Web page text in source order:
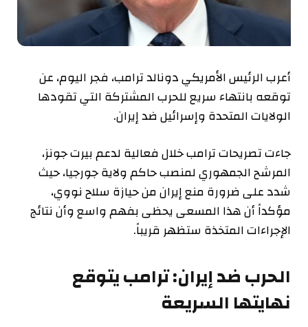
أعرب الرئيس الأمريكي دونالد ترامب، فجر اليوم، عن
توقعه بانتهاء سريع للحرب المشتركة التي تقودها
الولايات المتحدة وإسرائيل ضد إيران.
جاءت تصريحات ترامب خلال فعالية لدعم بيرت جونز،
المرشح الجمهوري لمنصب حاكم ولاية جورجيا، حيث
شدد على ضرورة منع إيران من حيازة سلاح نووي،
مؤكداً أن هذا المسعى يحظى بفهم واسع وأن نتائج
الإجراءات المتخذة ستظهر قريباً.
الحرب ضد إيران: ترامب يتوقع
نهايتها السريعة